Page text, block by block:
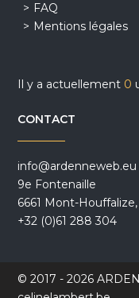
FAQ
Mentions légales
Il y a actuellement 0
CONTACT
info@ardenneweb.eu
9e Fontenaille
6661 Mont-
+32 (0)61 288 304
© 2017 - 2026